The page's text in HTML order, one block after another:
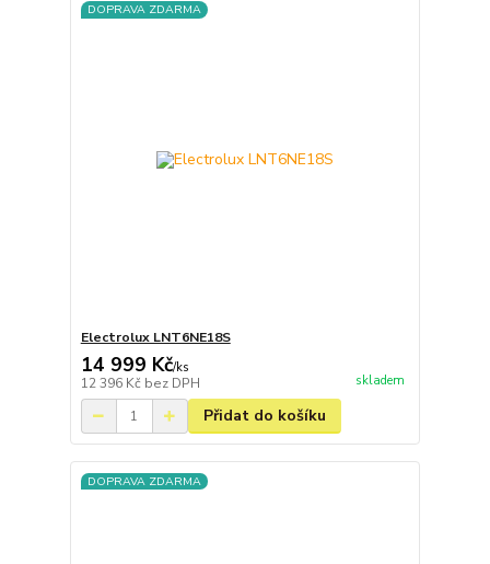
DOPRAVA ZDARMA
Electrolux LNT6NE18S
14 999 Kč/ks
12 396 Kč bez DPH skladem
Přidat do košíku
DOPRAVA ZDARMA